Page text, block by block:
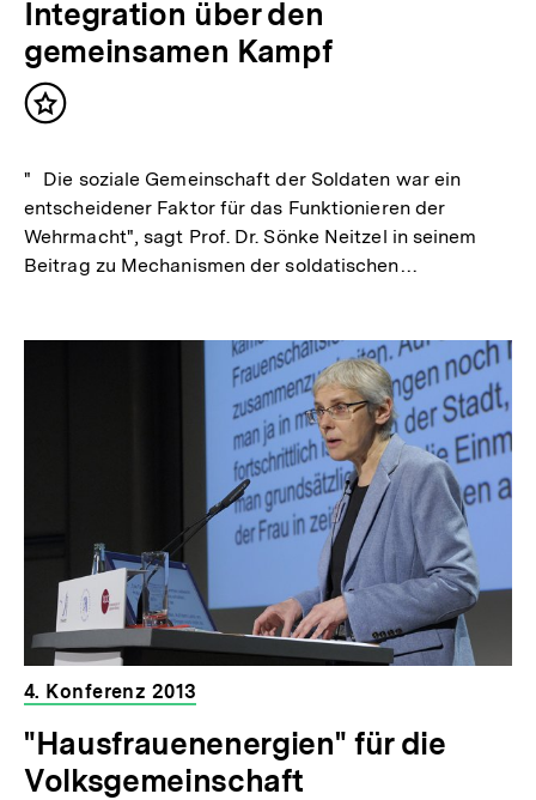
Integration über den
gemeinsamen Kampf
Inhalt
" Die soziale Gemeinschaft der Soldaten war ein
entscheidener Faktor für das Funktionieren der
Wehrmacht", sagt Prof. Dr. Sönke Neitzel in seinem
Beitrag zu Mechanismen der soldatischen…
4. Konferenz 2013
"Hausfrauenenergien" für die
Volksgemeinschaft